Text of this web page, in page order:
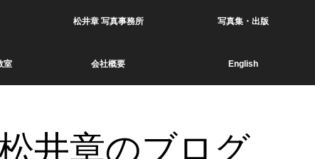
松井章 写真事務所 写真集・出版
室 会社概要 English
井章のブログ